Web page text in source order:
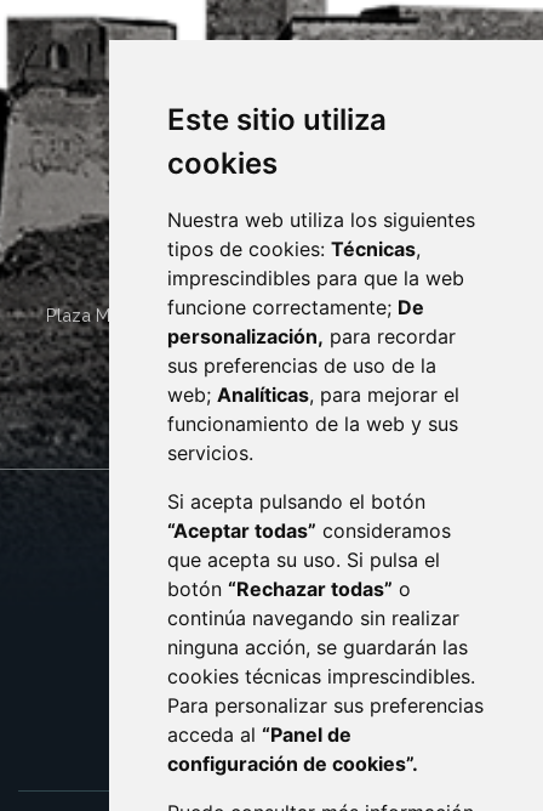
Este sitio utiliza
cookies
Nuestra web utiliza los siguientes
tipos de cookies: Técnicas,
imprescindibles para que la web
funcione correctamente; De
personalización, para recordar
sus preferencias de uso de la
web; Analíticas, para mejorar el
funcionamiento de la web y sus
servicios.
Si acepta pulsando el botón
“Aceptar todas” consideramos
que acepta su uso. Si pulsa el
botón “Rechazar todas” o
continúa navegando sin realizar
ninguna acción, se guardarán las
cookies técnicas imprescindibles.
Para personalizar sus preferencias
acceda al “Panel de
configuración de cookies”.
Plaza Mayor 4 22400 MONZÓN - ARAGÓN (ESPAÑA)
· (34) 974 400 700 ·
sac@monzon.es
monzon.es
CONTACTO
AVISO LEGAL
PROTECCIÓN DE DATOS
POLÍTICA DE COOKIES
ACCESIBILIDAD
ENLACE EXTERNO AL